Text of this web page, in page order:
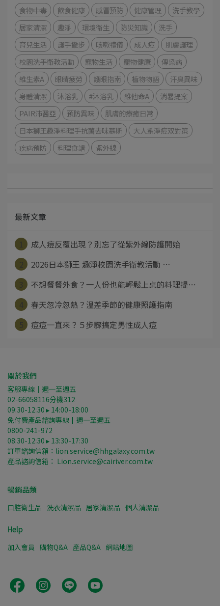
食物中毒
飲食健康 感冒預防 健康管理
洗手教學
居家清潔
趣淨 環境衛生 防災知識
洗手
育兒生活
護手撇步 咳嗽禮儀 成人痘
肌膚護理
校園洗手衛教活動
寵物生活 寵物健康
傳染病
維生素A
眼睛疲勞 護眼指南 植物物語
汗臭異味
身體清潔
沐浴乳 #沐浴乳 維他命A
消暑提案
PAIR沛醫亞
預防異味
肌膚的療癒日常
日本獅王趣淨料理手抗菌去味慕斯
大人系淨痘双對策
疾病預防
料理食譜 紫外線
最新文章
成人痘反覆出現？別忘了從紫外線防護開始
2026日本獅王 趣淨校園洗手衛教活動 ⋯
不想餐餐外食？一人份也能輕鬆上桌的料理提⋯
春天忽冷忽熱？溫差季節的健康照護指南
痘痘一直來？５步驟搞定男性成人痘
關於我們
客服專線┃週一至週五
02-66058116分機312
09:30-12:30 ▸ 14:00-18:00
免付費產品諮詢專線┃週一至週五
0800-241-972
08:30-12:30 ▸ 13:30-17:30
訂單諮詢信箱：lion.service@hhgalaxy.com.tw
產品諮詢信箱： Lion.service@cairiver.com.tw
暢銷品類
口腔衛生品 洗衣清潔品 居家清潔品 個人清潔品
Help
加入會員 購物Q&A 產品Q&A 網站地圖